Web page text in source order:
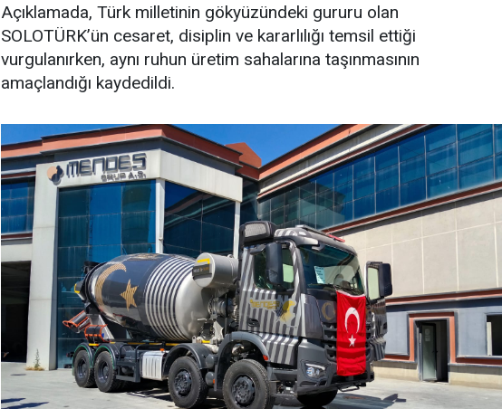
Açıklamada, Türk milletinin gökyüzündeki gururu olan
SOLOTÜRK’ün cesaret, disiplin ve kararlılığı temsil ettiği
vurgulanırken, aynı ruhun üretim sahalarına taşınmasının
amaçlandığı kaydedildi.